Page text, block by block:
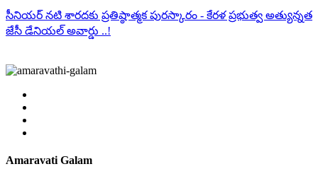
సీనియర్ నటి శారదకు ప్రతిష్ఠాత్మక పురస్కారం - కేరళ ప్రభుత్వ అత్యున్నత
జేసీ డేనియల్ అవార్డు ..!
Amaravati Galam